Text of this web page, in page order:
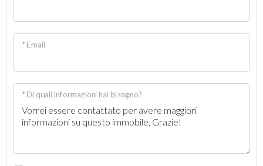
* Email
* Di quali informazioni hai bisogno?